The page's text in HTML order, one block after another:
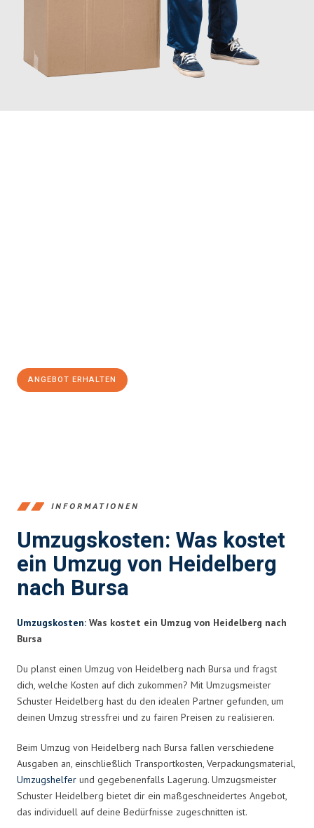
ANGEBOT ERHALTEN
INFORMATIONEN
Umzugskosten: Was kostet
ein Umzug von Heidelberg
nach Bursa
Umzugskosten: Was kostet ein Umzug von Heidelberg nach
Bursa
Du planst einen Umzug von Heidelberg nach Bursa und fragst
dich, welche Kosten auf dich zukommen? Mit Umzugsmeister
Schuster Heidelberg hast du den idealen Partner gefunden, um
deinen Umzug stressfrei und zu fairen Preisen zu realisieren.
Beim Umzug von Heidelberg nach Bursa fallen verschiedene
Ausgaben an, einschließlich Transportkosten, Verpackungsmaterial,
Umzugshelfer und gegebenenfalls Lagerung. Umzugsmeister
Schuster Heidelberg bietet dir ein maßgeschneidertes Angebot,
das individuell auf deine Bedürfnisse zugeschnitten ist.